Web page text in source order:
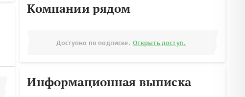
Компании рядом
Доступно по подписке. Открыть доступ.
Информационная выписка